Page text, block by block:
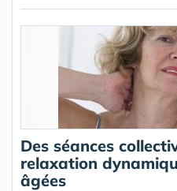
Des séances
relaxation
âgées